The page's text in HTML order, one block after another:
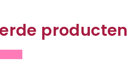
producten